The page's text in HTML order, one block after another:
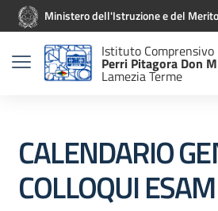
Vai ai contenuti
Vai al menu di navigazione
Vai al footerMinistero dell'Istruzione e del Merito
Istituto Comprensivo
Perri Pitagora Don
Lamezia Terme
CALENDARIO
COLLOQUI